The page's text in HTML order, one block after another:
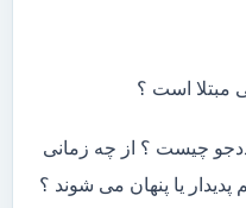
مبتلا است ؟
چیست ؟ از چه زمانی
پدیدار یا پنهان می شوند ؟